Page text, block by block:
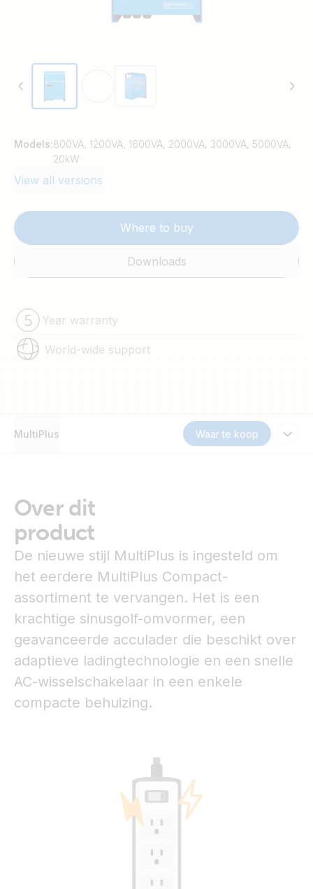
Models:800VA, 1200VA, 1600VA, 2000VA, 3000VA, 5000VA,
20kW
View all versions
Where to buy
Downloads
Year warranty
World-wide support
MultiPlus Waar te koop
Over dit
product
De nieuwe stijl MultiPlus is ingesteld om
het eerdere MultiPlus Compact-
assortiment te vervangen. Het is een
krachtige sinusgolf-omvormer, een
geavanceerde acculader die beschikt over
adaptieve ladingtechnologie en een snelle
AC-wisselschakelaar in een enkele
compacte behuizing.